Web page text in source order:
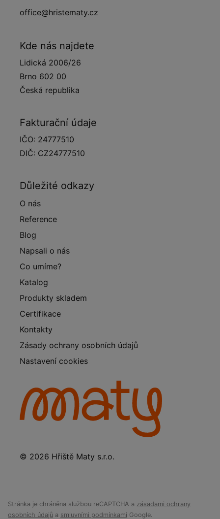
office@hristematy.cz
Kde nás najdete
Lidická 2006/26
Brno 602 00
Česká republika
Fakturační údaje
IČO: 24777510
DIČ: CZ24777510
Důležité odkazy
O nás
Reference
Blog
Napsali o nás
Co umíme?
Katalog
Produkty skladem
Certifikace
Kontakty
Zásady ochrany osobních údajů
Nastavení cookies
© 2026 Hřiště Maty s.r.o.
Stránka je chráněna službou reCAPTCHA a zásadami ochrany
osobních údajů a smluvními podmínkami Google.